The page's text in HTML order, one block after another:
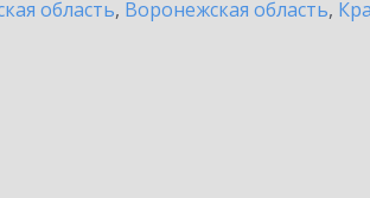
область, Воронежская область,